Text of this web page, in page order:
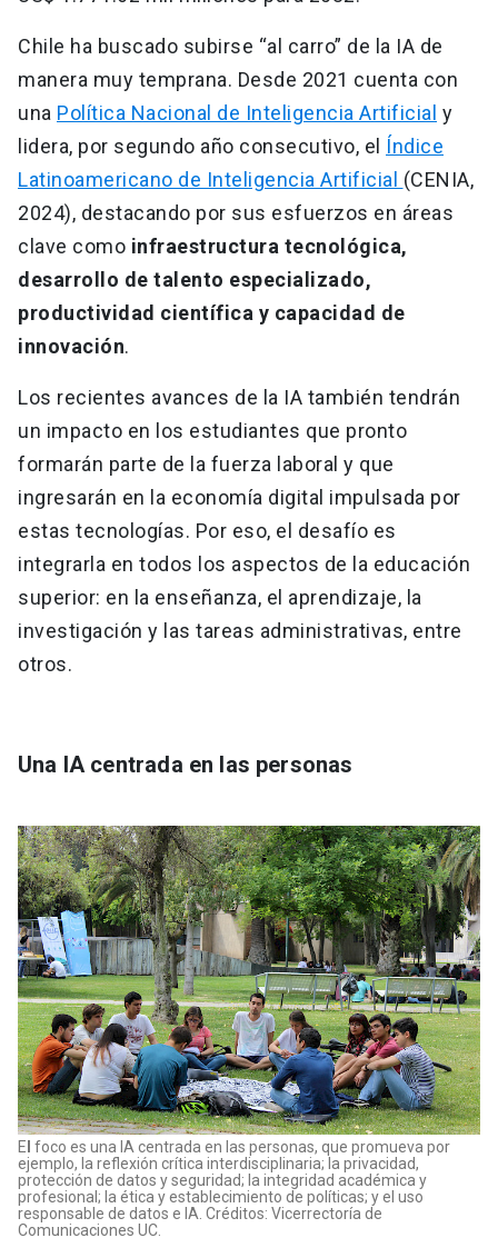
Chile ha buscado subirse “al carro” de la IA de
manera muy temprana. Desde 2021 cuenta con
una Política Nacional de Inteligencia Artificial y
lidera, por segundo año consecutivo, el Índice
Latinoamericano de Inteligencia Artificial (CENIA,
2024), destacando por sus esfuerzos en áreas
clave como infraestructura tecnológica,
desarrollo de talento especializado,
productividad científica y capacidad de
innovación.
Los recientes avances de la IA también tendrán
un impacto en los estudiantes que pronto
formarán parte de la fuerza laboral y que
ingresarán en la economía digital impulsada por
estas tecnologías. Por eso, el desafío es
integrarla en todos los aspectos de la educación
superior: en la enseñanza, el aprendizaje, la
investigación y las tareas administrativas, entre
otros.
Una IA centrada en las personas
E foco es una IA centrada en las personas, que promueva por
ejemplo, la reflexión crítica interdisciplinaria; la privacidad,
protección de datos y seguridad; la integridad académica y
profesional; la ética y establecimiento de políticas; y el uso
responsable de datos e IA. Créditos: Vicerrectoría de
Comunicaciones UC.